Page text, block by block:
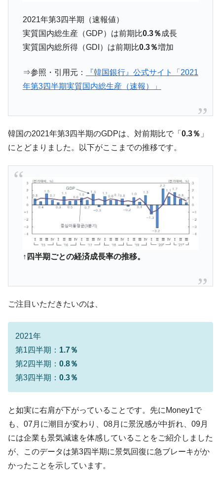
に韓国がいっちょがみしたのでは。
『Money1』
韓国政府『BYD』車への補助金を全廃 ⇒ 実
は韓国で『BYD』車は売れている。6カ月で対前年同期比
『Money1』
在韓米国大使スティールが着韓！⇒ さっそ
く空港に詰めかけ「出て行け！」「極右勢力」のプラカー
ドを掲げる「在韓反米勢力」
韓国政府「2035年までに18.4GW規模のAIデ
『Money1』
JPモルガン「韓国レバレッジETFの清算は
ほぼ終わった」
『Money1』
韓国『国民年金公団』株価暴落で200兆蒸
発。
『Money1』
韓国政府「ニセＫ-ブランドを通報しようキ
ャンペーン」⇒ あの名物教授も登場！
『Money1』
韓国「橋が落ちました」⇒ 耐久性「なさす
ぎ」では。
『Money1』
韓国鉄鋼最大手『POSCO』ズブズブ沈む。
営業利益80.2％も減少
にぶん殴る法案」提出！⇒ クーパン問題は合衆国企業に対
韓国ボンクラ政策室長･金容範、株価暴落に
他人事のような発言。
『Money1』
業績「史上最高益」当期純利益は前年同期比13.4倍に。
『Money1』
韓国･加徳島新国際空港「またも暗礁」の危
機 ⇒ 10.7兆では損が出るからできない。
『Money1』
【速報】韓国株式市場の暴落・本日07月29
発動！
IT産業は人を雇用する効果は低い。全産業の
半分未満しか雇用を生まない
『Money1』
韓国「株式市場が賭博場のように変質した
のは政界の責任だ」
2021年第3四半期（速報値）
実質国内総生産（GDP）は前期比0.3％成長
実質国内総所得（GDI）は前期比0.3％増加
⇒参照・引用元：
『韓国銀行』公式サイト「2021
年第3四半期実質国内総生産（速報）」
韓国の2021年第3四半期のGDPは、対前期比で「 0.3％ 」
にとどまりました。以下がここまでの推移です。
↑四半期ごとの経済成長率の推移。
ご注目いただきたいのは、
2021年
第1四半期： 1.7％
第2四半期： 0.8％
第3四半期： 0.3％
と如実に右肩が下がっていることです。先にMoney1で
も、07月に潮目が変わり、08月に景況感が中折れ、09月
には企業も景気減速を体感していることをご紹介しました
が、このデータは第3四半期に景気回復に急ブレーキがか
かったことを示しています。